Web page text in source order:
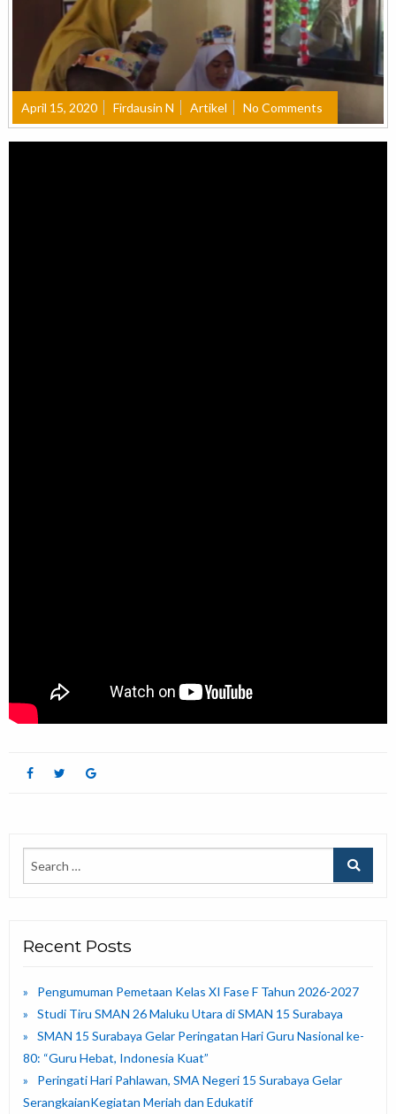
April 15, 2020 Firdausin N Artikel No Comments
Recent Posts
Pengumuman Pemetaan Kelas XI Fase F Tahun 2026-2027
Studi Tiru SMAN 26 Maluku Utara di SMAN 15 Surabaya
SMAN 15 Surabaya Gelar Peringatan Hari Guru Nasional ke-
80: “Guru Hebat, Indonesia Kuat”
Peringati Hari Pahlawan, SMA Negeri 15 Surabaya Gelar
SerangkaianKegiatan Meriah dan Edukatif